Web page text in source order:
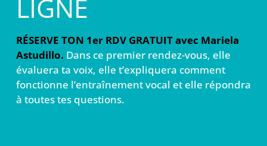
LIGNE
RÉSERVE TON 1er RDV GRATUIT avec Mariela
Astudillo. Dans ce premier rendez-vous, elle
évaluera ta voix, elle t’expliquera comment
fonctionne l’entraînement vocal et elle répondra
à toutes tes questions.